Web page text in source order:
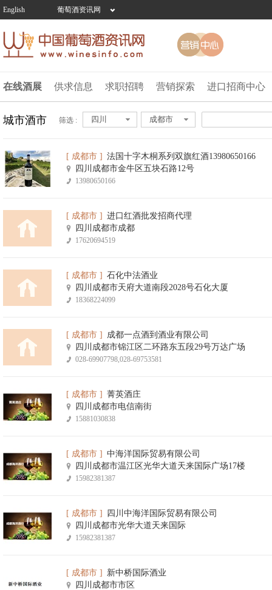
English 葡萄酒资讯网
在线酒展 供求信息 求职招聘 营销探索 进口招商中心
城市酒市 筛选 : 四川 成都市
[ 成都市 ] 法国十字木桐系列双旗红酒13980650166
四川成都市金牛区五块石路12号
13980650166
[ 成都市 ] 进口红酒批发招商代理
四川成都市成都
17620694519
[ 成都市 ] 石化中法酒业
四川成都市天府大道南段2028号石化大厦
18368224099
[ 成都市 ]
成都一点酒到酒业有限公司
四川成都市锦江区二环路东五段29号万达广场
028-69907798,028-69753581
[ 成都市 ] 菁英酒庄
四川成都市电信南街
15881030838
[ 成都市 ] 中海洋国际贸易有限公司
四川成都市温江区光华大道天来国际广场17楼
15982381387
[ 成都市 ]
四川中海洋国际贸易有限公司
四川成都市光华大道天来国际
15982381387
[ 成都市 ]
新中桥国际酒业
四川成都市市区